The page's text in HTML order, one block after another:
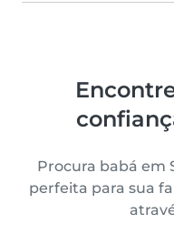
Procura babá em
perfeita para sua